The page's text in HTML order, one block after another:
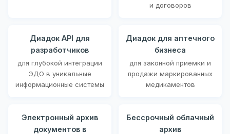
и договоров
Диадок API для
разработчиков
для глубокой интеграции
ЭДО в уникальные
информационные системы
Диадок для аптечного
бизнеса
для законной приемки и
продажи маркированных
медикаментов
Электронный архив
документов в
Бессрочный облачный
архив